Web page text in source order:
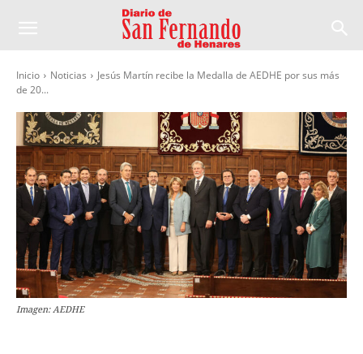
Inicio Noticias
Jesús Martín recibe la Medalla de AEDHE por sus más
de 20...
Imagen: AEDHE